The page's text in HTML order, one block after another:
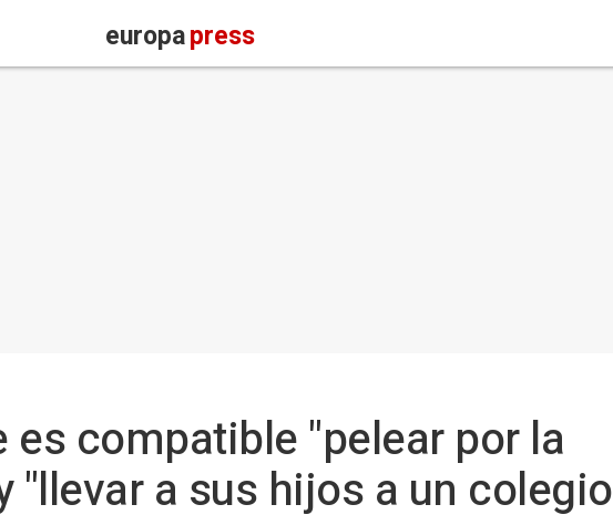
europapress
compatible "pelear por la
"llevar a sus hijos a un colegio